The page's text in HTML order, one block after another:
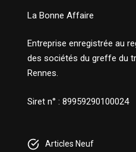
La Bonne Affaire
Entreprise enregistrée au
des sociétés du greffe du
Rennes.
Siret n° : 89959290100024
Articles Neuf